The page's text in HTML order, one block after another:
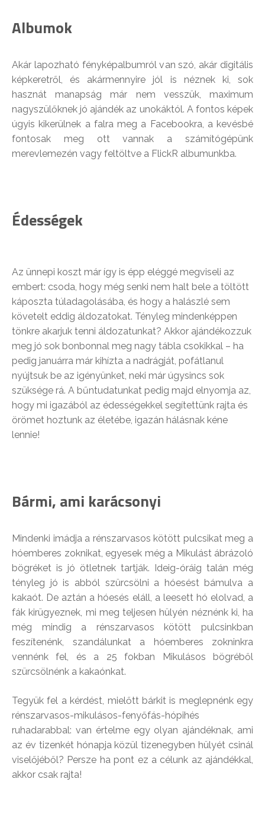
Albumok
Akár lapozható fényképalbumról van szó, akár digitális
képkeretről, és akármennyire jól is néznek ki, sok
hasznát manapság már nem vesszük, maximum
nagyszülőknek jó ajándék az unokáktól. A fontos képek
úgyis kikerülnek a falra meg a Facebookra, a kevésbé
fontosak meg ott vannak a számítógépünk
merevlemezén vagy feltöltve a FlickR albumunkba.
Édességek
Az ünnepi koszt már így is épp eléggé megviseli az
embert: csoda, hogy még senki nem halt bele a töltött
káposzta túladagolásába, és hogy a halászlé sem
követelt eddig áldozatokat. Tényleg mindenképpen
tönkre akarjuk tenni áldozatunkat? Akkor ajándékozzuk
meg jó sok bonbonnal meg nagy tábla csokikkal – ha
pedig januárra már kihízta a nadrágját, pofátlanul
nyújtsuk be az igényünket, neki már úgysincs sok
szüksége rá. A bűntudatunkat pedig majd elnyomja az,
hogy mi igazából az édességekkel segítettünk rajta és
örömet hoztunk az életébe, igazán hálásnak kéne
lennie!
Bármi, ami karácsonyi
Mindenki imádja a rénszarvasos kötött pulcsikat meg a
hóemberes zoknikat, egyesek még a Mikulást ábrázoló
bögréket is jó ötletnek tartják. Ideig-óráig talán még
tényleg jó is abból szürcsölni a hóesést bámulva a
kakaót. De aztán a hóesés eláll, a leesett hó elolvad, a
fák kirügyeznek, mi meg teljesen hülyén néznénk ki, ha
még mindig a rénszarvasos kötött pulcsinkban
feszítenénk, szandálunkat a hóemberes zokninkra
vennénk fel, és a 25 fokban Mikulásos bögréből
szürcsölnénk a kakaónkat.
Tegyük fel a kérdést, mielőtt bárkit is meglepnénk egy
rénszarvasos-mikulásos-fenyőfás-hópihés
ruhadarabbal: van értelme egy olyan ajándéknak, ami
az év tizenkét hónapja közül tizenegyben hülyét csinál
viselőjéből? Persze ha pont ez a célunk az ajándékkal,
akkor csak rajta!